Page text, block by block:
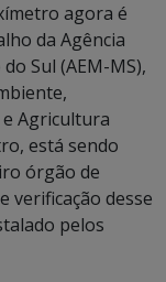
agora é
da Agência
Sul (AEM-MS),
Agricultura
está sendo
órgão de
verificação desse
pelos